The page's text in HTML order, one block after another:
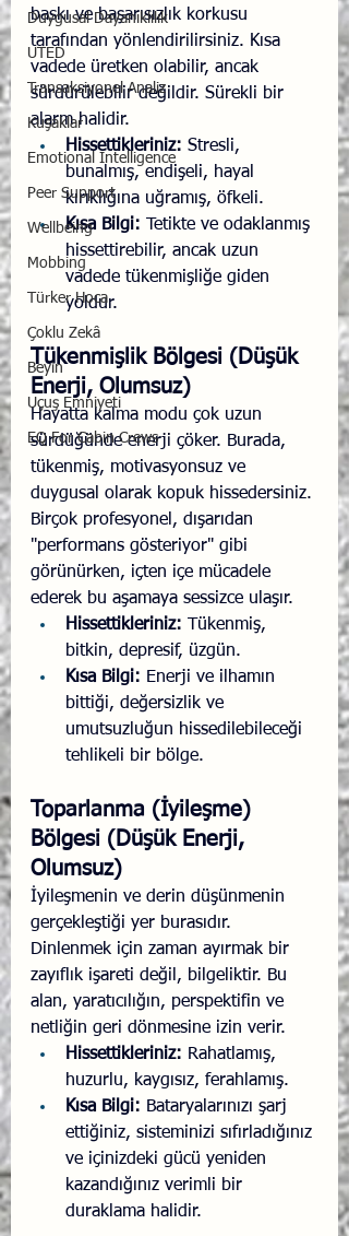
Duygusal Dayanıklılık
UTED
Transaksiyonel Analiz
Kuşaklar
Emotional Intelligence
Peer Support
Wellbeing
Mobbing
Türker Hoca
Çoklu Zekâ
Beyin
Uçuş Emniyeti
EQ For Cabin Crews
baskı ve başarısızlık korkusu
tarafından yönlendirilirsiniz. Kısa
vadede üretken olabilir, ancak
sürdürülebilir değildir. Sürekli bir
alarm halidir.
Hissettikleriniz: Stresli,
bunalmış, endişeli, hayal
kırıklığına uğramış, öfkeli.
Kısa Bilgi: Tetikte ve odaklanmış
hissettirebilir, ancak uzun
vadede tükenmişliğe giden
yoldur.
Tükenmişlik Bölgesi (Düşük
Enerji, Olumsuz)
Hayatta kalma modu çok uzun
sürdüğünde enerji çöker. Burada,
tükenmiş, motivasyonsuz ve
duygusal olarak kopuk hissedersiniz.
Birçok profesyonel, dışarıdan
"performans gösteriyor" gibi
görünürken, içten içe mücadele
ederek bu aşamaya sessizce ulaşır.
Hissettikleriniz: Tükenmiş,
bitkin, depresif, üzgün.
Kısa Bilgi: Enerji ve ilhamın
bittiği, değersizlik ve
umutsuzluğun hissedilebileceği
tehlikeli bir bölge.
Toparlanma (İyileşme)
Bölgesi (Düşük Enerji,
Olumsuz)
İyileşmenin ve derin düşünmenin
gerçekleştiği yer burasıdır.
Dinlenmek için zaman ayırmak bir
zayıflık işareti değil, bilgeliktir. Bu
alan, yaratıcılığın, perspektifin ve
netliğin geri dönmesine izin verir.
Hissettikleriniz: Rahatlamış,
huzurlu, kaygısız, ferahlamış.
Kısa Bilgi: Bataryalarınızı şarj
ettiğiniz, sisteminizi sıfırladığınız
ve içinizdeki gücü yeniden
kazandığınız verimli bir
duraklama halidir.